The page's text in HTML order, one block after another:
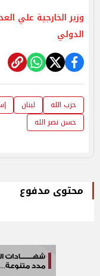
وزير الخارجية علي
الدولي
حزب الله لبنان
حسن نصر الله
محتوى مدفوع